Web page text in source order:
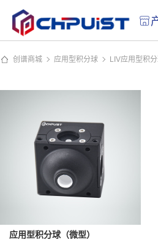
创谱商城 应用型积分球 LIV应用型积
应用型积分球（微型）